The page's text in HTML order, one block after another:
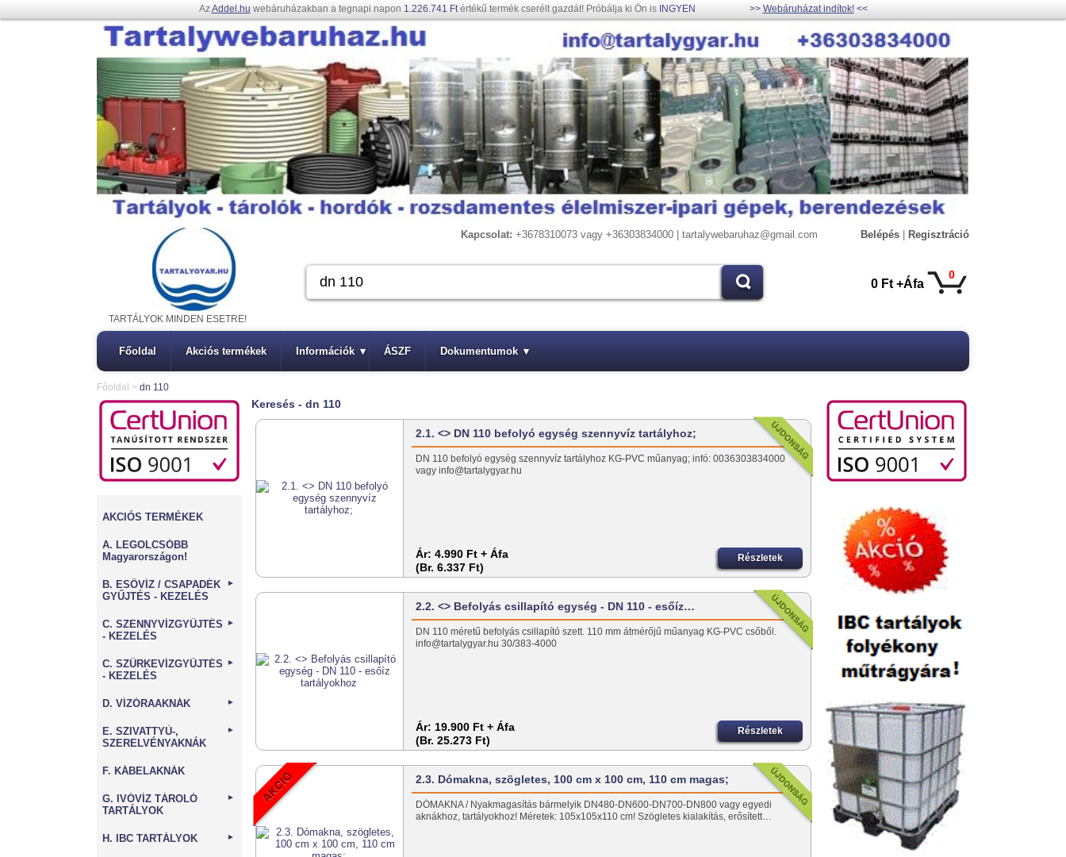
AzAddel.hu webáruházakban a tegnapi napon 1.226.741 Ftértékű termék cserélt gazdát! Próbálja ki Ön is INGYEN >> Webáruházat indítok!<<
Kapcsolat: +3678310073 vagy +36303834000 | tartalywebaruhaz@gmail.com Belépés Regisztráció
0
0 Ft +Áfa
TARTÁLYOK MINDEN ESETRE!
Főoldal Akciós termékek Információk ▾ ÁSZF Dokumentumok ▾
Főoldal > dn 110
AKCIÓS TERMÉKEK
A. LEGOLCSÓBB
Magyarországon!
B. ESŐVÍZ / CSAPADÉK
GYŰJTÉS - KEZELÉS
►
C. SZENNYVÍZGYŰJTÉS
- KEZELÉS
►
C. SZÜRKEVÍZGYŰJTÉS
- KEZELÉS
►
D. VÍZÓRAAKNÁK ►
E. SZIVATTYÚ-,
SZERELVÉNYAKNÁK
►
F. KÁBELAKNÁK
G. IVÓVÍZ TÁROLÓ
TARTÁLYOK
►
H. IBC TARTÁLYOK ►
Keresés - dn 110
2.1. <> DN 110 befolyó egység szennyvíz tartályhoz;
DN 110 befolyó egység szennyvíz tartályhoz KG-PVC műanyag; infó: 0036303834000
vagy info@tartalygyar.hu
Ár: 4.990 Ft + Áfa
(Br. 6.337 Ft)
Részletek
2.2. <> Befolyás csillapító egység - DN 110 - esőíz…
DN 110 méretű befolyás csillapító szett. 110 mm átmérőjű műanyag KG-PVC csőből.
info@tartalygyar.hu 30/383-4000
Ár: 19.900 Ft + Áfa
(Br. 25.273 Ft)
Részletek
2.3. Dómakna, szögletes, 100 cm x 100 cm, 110 cm magas;
DÓMAKNA / Nyakmagasítás bármelyik DN480-DN600-DN700-DN800 vagy egyedi
aknákhoz, tartályokhoz! Méretek: 105x105x110 cm! Szögletes kialakítás, erősített…